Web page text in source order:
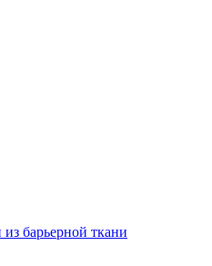
барьерной ткани